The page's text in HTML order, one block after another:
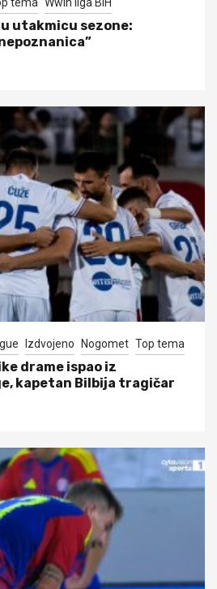
utakmicu sezone:
Izdvojeno Nogomet Top tema
drame ispao iz
kapetan Bilbija tragičar